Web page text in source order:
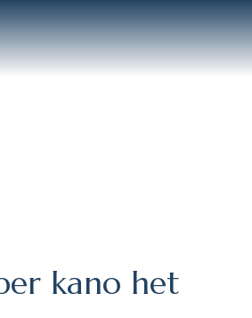
kano het